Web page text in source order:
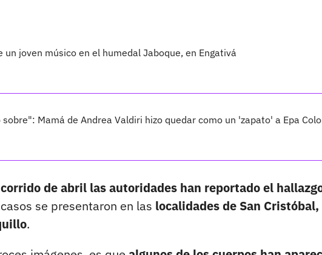
un joven músico en el humedal Jaboque, en Engativá
Mamá de Andrea Valdiri hizo quedar como un 'zapato' a Epa
corrido de abril las autoridades han reportado el
se presentaron en las localidades de San Cristóbal,
.